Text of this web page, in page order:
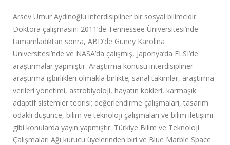
Arsev Umur Aydınoğlu interdisipliner bir sosyal bilimcidir.
Doktora çalışmasını 2011’de Tennessee Üniversitesi’nde
tamamladıktan sonra, ABD’de Güney Karolina
Üniversitesi’nde ve NASA’da çalışmış, Japonya’da ELSI’de
araştırmalar yapmıştır. Araştırma konusu interdisipliner
araştırma işbirlikleri olmakla birlikte; sanal takımlar, araştırma
verileri yönetimi, astrobiyoloji, hayatın kökleri, karmaşık
adaptif sistemler teorisi; değerlendirme çalışmaları, tasarım
odaklı düşünce, bilim ve teknoloji çalışmaları ve bilim iletişimi
gibi konularda yayın yapmıştır. Türkiye Bilim ve Teknoloji
Çalışmaları Ağı kurucu üyelerinden biri ve Blue Marble Space